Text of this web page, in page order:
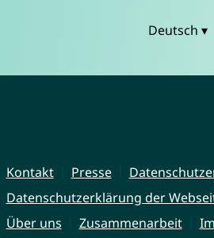
Deutsch ▾
Kontakt Presse
Datenschutzerklärung der
Über uns
Zusammenarbeit